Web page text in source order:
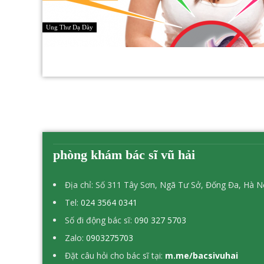
Ung Thư Dạ Dày
phòng khám bác sĩ vũ hải
Địa chỉ: Số 311 Tây Sơn, Ngã Tư Sở, Đống Đa, Hà
Tel: 024 3564 0341
Số đi động bác sĩ: 090 327 5703
Zalo: 0903275703
Đặt câu hỏi cho bác sĩ tại: m.me/bacsivuhai